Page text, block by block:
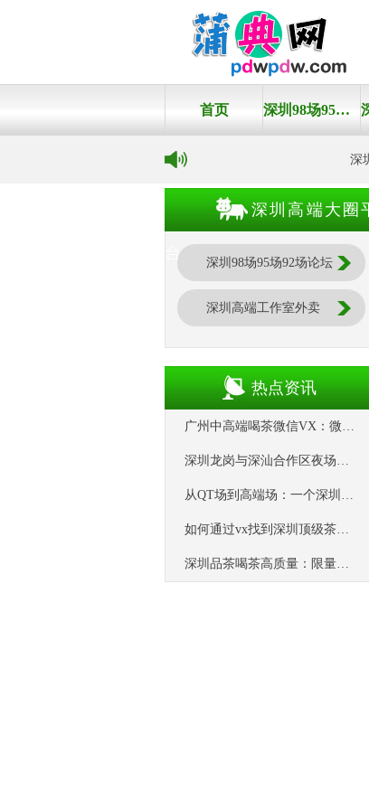
首页 深圳98场95场92场论坛
深
深圳高端大圈
台
深圳98场95场92场论坛
深圳高端工作室外卖
热点资讯
‌广州中高端喝茶微信VX‌：微信沟通的“隐私泄露”
深圳龙岗与深汕合作区夜场桑拿论坛服务
从QT场到高端场：一个深圳女孩的逆袭日记
如何通过vx找到深圳顶级茶资源？
深圳品茶喝茶高质量：限量版茶艺师，先到先得